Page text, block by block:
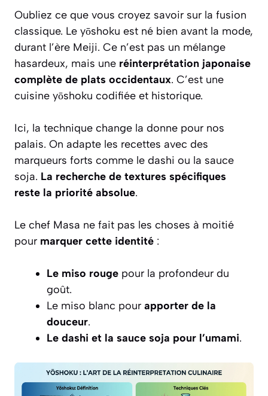
Oubliez ce que vous croyez savoir sur la fusion
classique. Le yōshoku est né bien avant la mode,
durant l’ère Meiji. Ce n’est pas un mélange
hasardeux, mais une réinterprétation japonaise
complète de plats occidentaux. C’est une
cuisine yōshoku codifiée et historique.
Ici, la technique change la donne pour nos
palais. On adapte les recettes avec des
marqueurs forts comme le dashi ou la sauce
soja. La recherche de textures spécifiques
reste la priorité absolue.
Le chef Masa ne fait pas les choses à moitié
pour marquer cette identité :
Le miso rouge pour la profondeur du
goût.
Le miso blanc pour apporter de la
douceur.
Le dashi et la sauce soja pour l’umami.